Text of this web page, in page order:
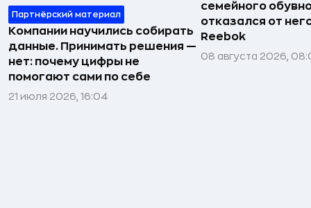
Партнёрский материал
Компании научились собирать
данные. Принимать решения —
нет: почему цифры не
помогают сами по себе
21 июля 2026, 16:04
семейного
отказался от
Reebok
08 августа 2026,